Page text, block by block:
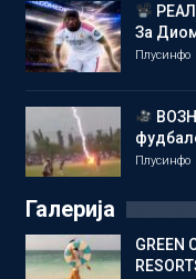
За
Плусинфо
Плусинфо
Галерија
GREEN